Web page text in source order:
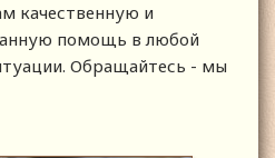
качественную и
помощь в любой
Обращайтесь - мы